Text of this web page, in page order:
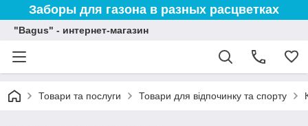
Заборы для газона в разных расцветках
"Bagus" - интернет-магазин
Товари та послуги Товари для відпочинку та спорту